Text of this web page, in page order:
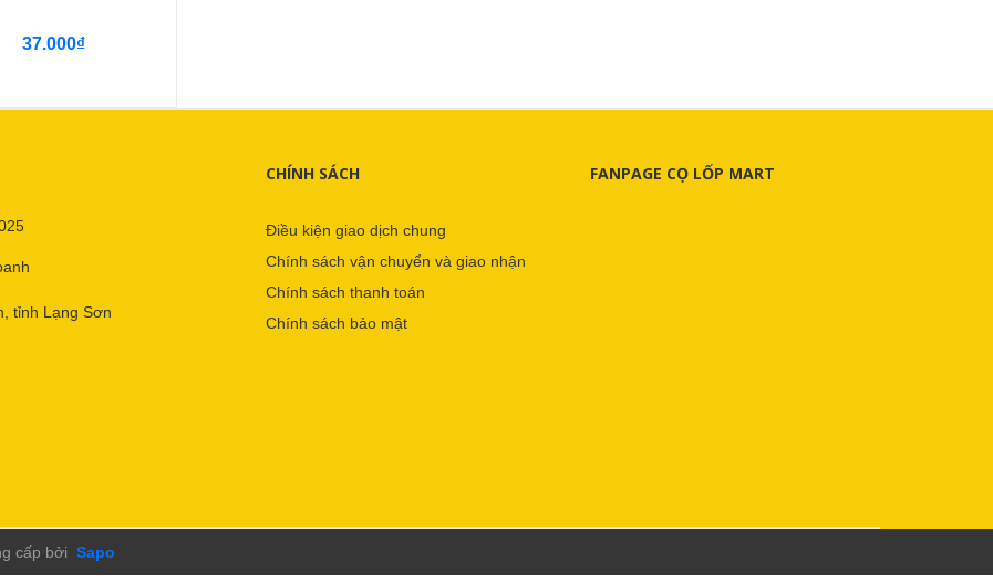
37.000₫
tỉnh Lạng Sơn
CHÍNH SÁCH
Điều kiện giao dịch chung
Chính sách vận chuyển và giao nhận
Chính sách thanh toán
Chính sách bảo mật
FANPAGE CỌ LỐP MART
cấp bởi Sapo